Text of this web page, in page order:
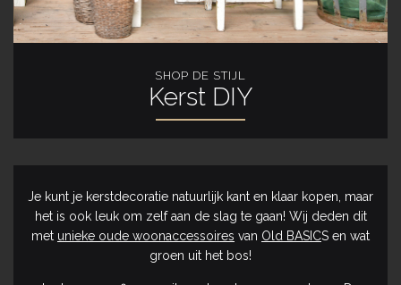
SHOP DE STIJL
Kerst DIY
Je kunt je kerstdecoratie natuurlijk kant en klaar kopen, maar
het is ook leuk om zelf aan de slag te gaan! Wij deden dit
met unieke oude woonaccessoires van Old BASICS en wat
groen uit het bos!